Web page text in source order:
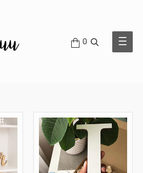
Main
0
OTSI